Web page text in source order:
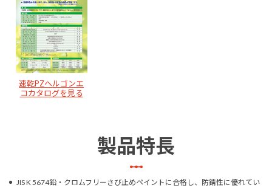
速乾PZヘルゴンエ
コカタログを見る
製品特長
JIS K 5674鉛・クロムフリーさび止めペイントに合格し、防錆性に優れてい